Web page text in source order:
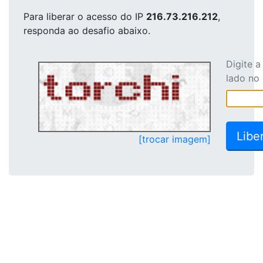
Para liberar o acesso do IP 216.73.216.212,
responda ao desafio abaixo.
[trocar imagem]
Digite
lado no